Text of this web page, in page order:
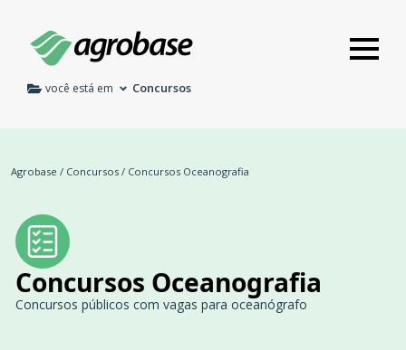
você está em Concursos
Agrobase / Concursos / Concursos Oceanografia
Concursos Oceanografia
Concursos públicos com vagas para oceanógrafo